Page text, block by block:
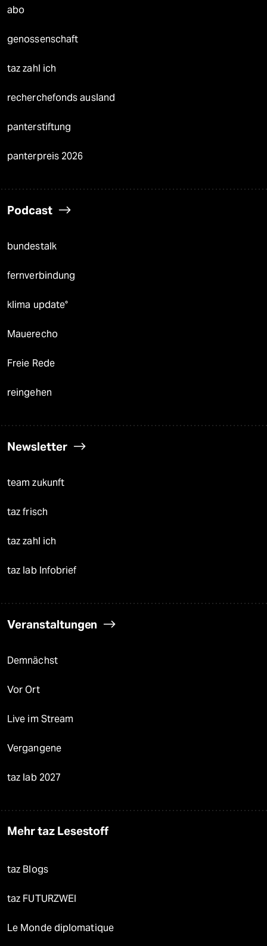
abo
genossenschaft
taz zahl ich
recherchefonds ausland
panterstiftung
panterpreis 2026
Podcast
bundestalk
fernverbindung
klima update°
Mauerecho
Freie Rede
reingehen
Newsletter
team zukunft
taz frisch
taz zahl ich
taz lab Infobrief
Veranstaltungen
Demnächst
Vor Ort
Live im Stream
Vergangene
taz lab 2027
Mehr taz Lesestoff
taz Blogs
taz FUTURZWEI
Le Monde diplomatique